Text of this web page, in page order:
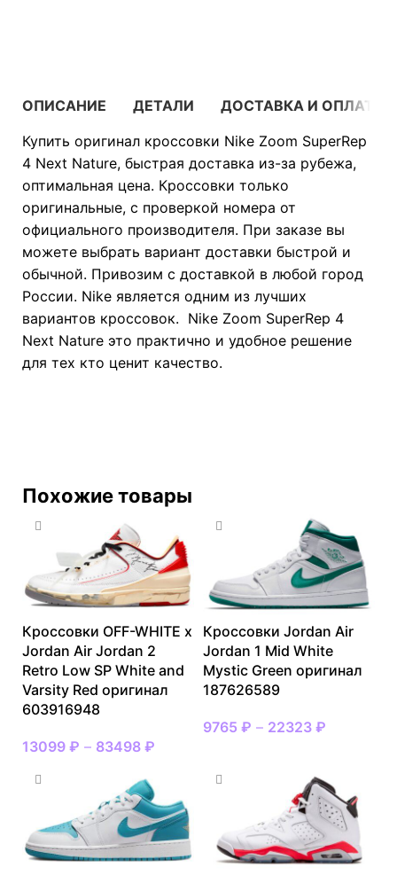
ОПИСАНИЕ ДЕТАЛИ
ДОСТАВКА И ОПЛАТА
Купить оригинал кроссовки Nike Zoom SuperRep
4 Next Nature, быстрая доставка из-за рубежа,
оптимальная цена. Кроссовки только
оригинальные, с проверкой номера от
официального производителя. При заказе вы
можете выбрать вариант доставки быстрой и
обычной. Привозим с доставкой в любой город
России. Nike является одним из лучших
вариантов кроссовок. Nike Zoom SuperRep 4
Next Nature это практично и удобное решение
для тех кто ценит качество.
Похожие товары
Кроссовки OFF-WHITE x
Jordan Air Jordan 2
Retro Low SP White and
Varsity Red оригинал
603916948
13099 ₽ – 83498 ₽
Кроссовки Jordan Air
Jordan 1 Mid White
Mystic Green оригинал
187626589
9765 ₽ – 22323 ₽